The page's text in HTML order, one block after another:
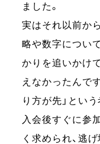
ました。
実はそれ以前か
略や数字につい
かりを追いかけ
えなかったんで
り方が先」とい
入会後すぐに参
く求められ、逃